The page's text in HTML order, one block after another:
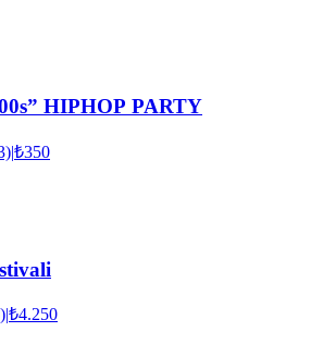
HIPHOP PARTY
|₺350
|₺4.250